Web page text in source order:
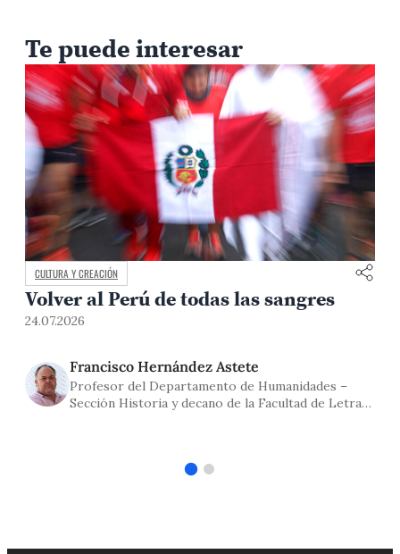
Te puede interesar
CULTURA Y CREACIÓN
Volver al Perú de todas las sangres
24.07.2026
Francisco Hernández Astete
Profesor del Departamento de Humanidades –
Sección Historia y decano de la Facultad de Letras